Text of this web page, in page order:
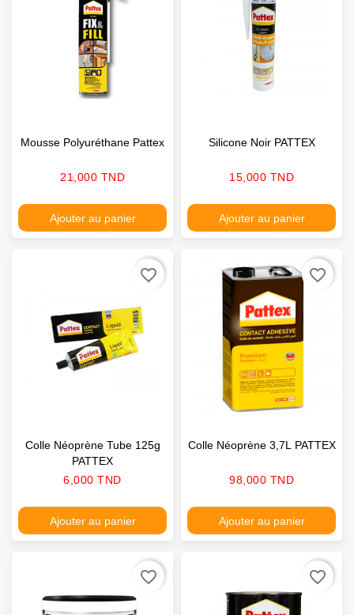
Mousse Polyuréthane Pattex
Prix
21,000 TND
Ajouter au panier
Silicone Noir PATTEX
Prix
15,000 TND
Ajouter au panier
Colle Néoprène Tube 125g
PATTEX
Prix
6,000 TND
Ajouter au panier
favorite_border
Colle Néoprène 3,7L PATTEX
Prix
98,000 TND
Ajouter au panier
favorite_border
favorite_border favorite_border